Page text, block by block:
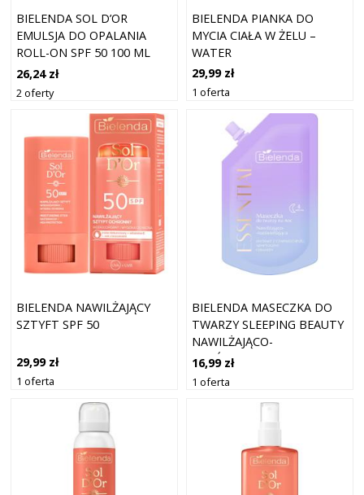
BIELENDA SOL D’OR
EMULSJA DO OPALANIA
ROLL-ON SPF 50 100 ML
26,24 zł
2 oferty
BIELENDA PIANKA DO
MYCIA CIAŁA W ŻELU –
WATER
29,99 zł
1 oferta
BIELENDA NAWILŻAJĄCY
SZTYFT SPF 50
29,99 zł
1 oferta
BIELENDA MASECZKA DO
TWARZY SLEEPING BEAUTY
NAWILŻAJĄCO-
ROZŚWIETLAJĄCA
16,99 zł
1 oferta